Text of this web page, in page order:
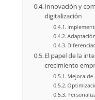
Innovación y
digitalización
El papel de la
crecimiento
Mejora de